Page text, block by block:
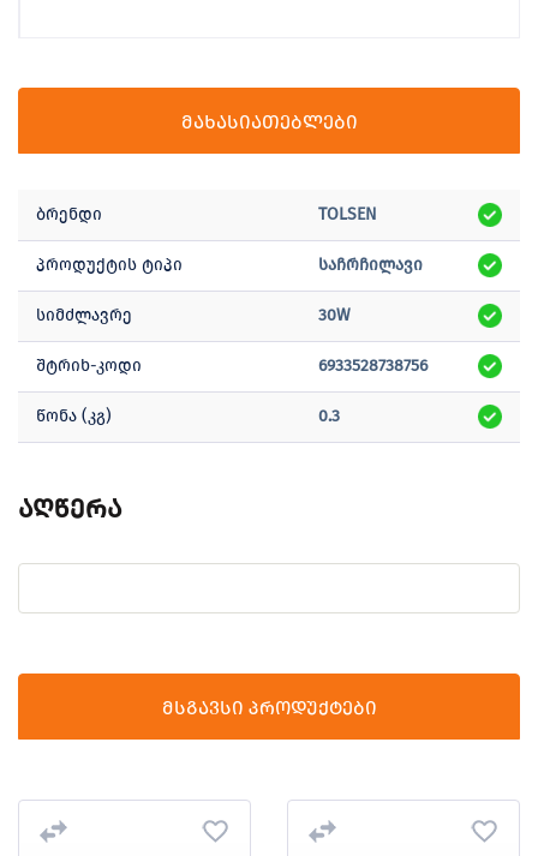
მახასიათებლები
ბრენდი TOLSEN
პროდუქტის ტიპი საჩრჩილავი
სიმძლავრე 30W
შტრიხ-კოდი 6933528738756
წონა (კგ) 0.3
აღწერა
მსგავსი პროდუქტები